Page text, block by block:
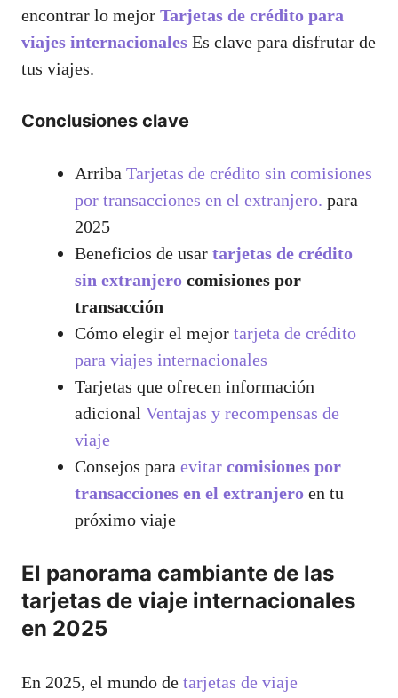
encontrar lo mejor Tarjetas de crédito para
viajes internacionales Es clave para disfrutar de
tus viajes.
Conclusiones clave
Arriba Tarjetas de crédito sin comisiones
por transacciones en el extranjero. para
2025
Beneficios de usar tarjetas de crédito
sin extranjero comisiones por
transacción
Cómo elegir el mejor tarjeta de crédito
para viajes internacionales
Tarjetas que ofrecen información
adicional Ventajas y recompensas de
viaje
Consejos para evitar comisiones por
transacciones en el extranjero en tu
próximo viaje
El panorama cambiante de las
tarjetas de viaje internacionales
en 2025
En 2025, el mundo de tarjetas de viaje